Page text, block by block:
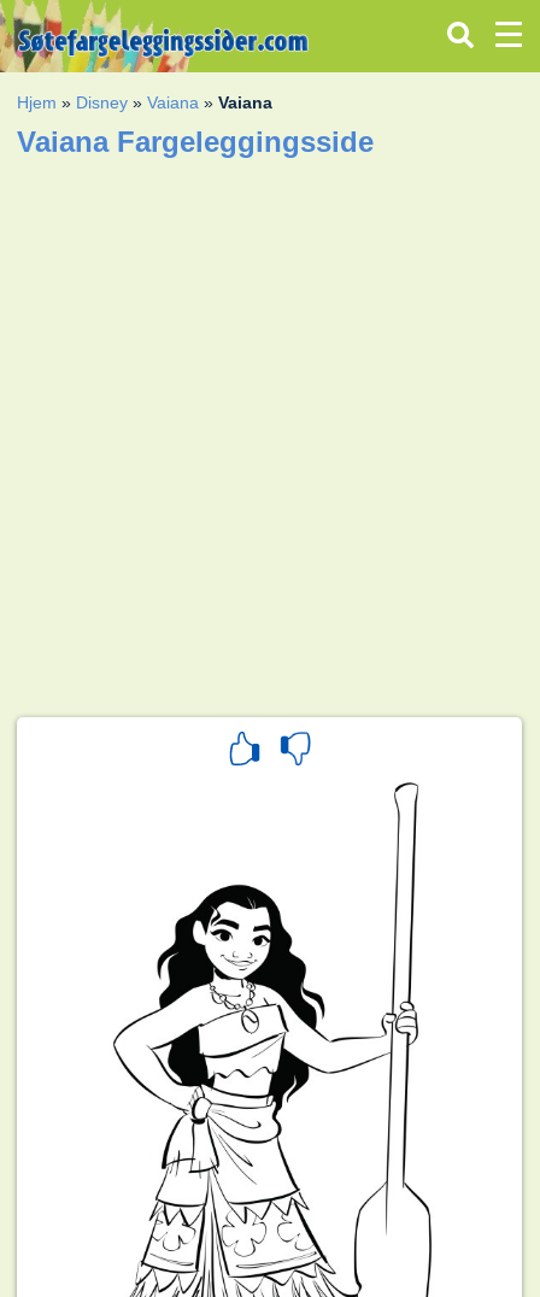
Hjem » Disney »Vaiana »Vaiana
Vaiana Fargeleggingsside